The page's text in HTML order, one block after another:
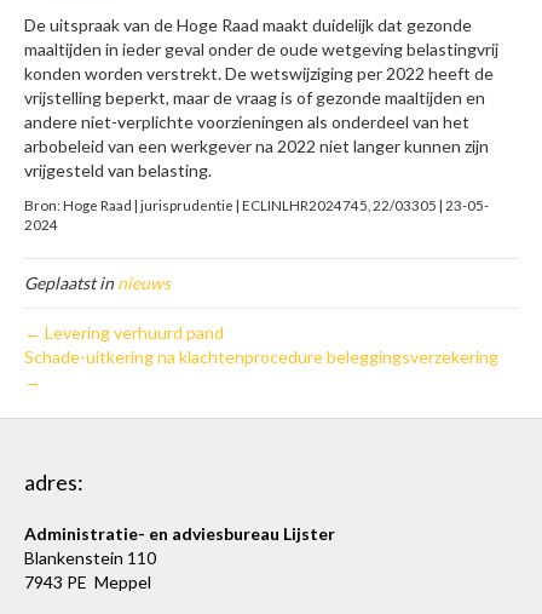
De uitspraak van de Hoge Raad maakt duidelijk dat gezonde
maaltijden in ieder geval onder de oude wetgeving belastingvrij
konden worden verstrekt. De wetswijziging per 2022 heeft de
vrijstelling beperkt, maar de vraag is of gezonde maaltijden en
andere niet-verplichte voorzieningen als onderdeel van het
arbobeleid van een werkgever na 2022 niet langer kunnen zijn
vrijgesteld van belasting.
Bron: Hoge Raad | jurisprudentie | ECLINLHR2024745, 22/03305 | 23-05-
2024
Geplaatst innieuws
← Levering verhuurd pand
Schade-uitkering na klachtenprocedure beleggingsverzekering
→
adres:
Administratie- en adviesbureau Lijster
Blankenstein 110
7943 PE Meppel